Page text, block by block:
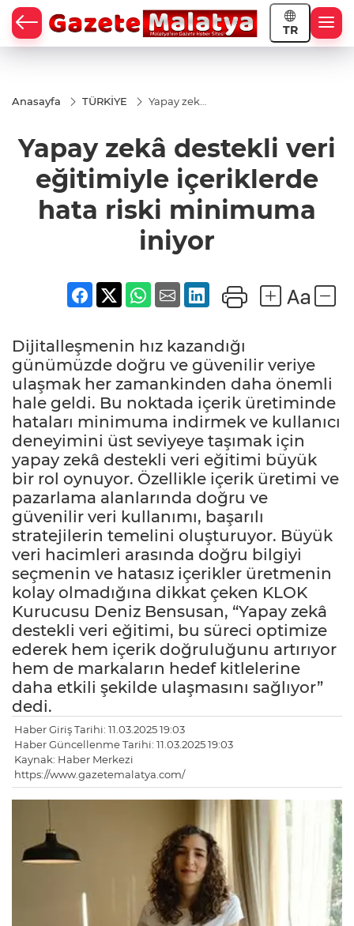
TR
Anasayfa TÜRKİYE
Yapay zekâ
eğitimiyle
içeriklerde
minimuma
iniyor
Yapay zekâ destekli veri
eğitimiyle içeriklerde
hata riski minimuma
iniyor
Dijitalleşmenin hız kazandığı
günümüzde doğru ve güvenilir veriye
ulaşmak her zamankinden daha önemli
hale geldi. Bu noktada içerik üretiminde
hataları minimuma indirmek ve kullanıcı
deneyimini üst seviyeye taşımak için
yapay zekâ destekli veri eğitimi büyük
bir rol oynuyor. Özellikle içerik üretimi ve
pazarlama alanlarında doğru ve
güvenilir veri kullanımı, başarılı
stratejilerin temelini oluşturuyor. Büyük
veri hacimleri arasında doğru bilgiyi
seçmenin ve hatasız içerikler üretmenin
kolay olmadığına dikkat çeken KLOK
Kurucusu Deniz Bensusan, “Yapay zekâ
destekli veri eğitimi, bu süreci optimize
ederek hem içerik doğruluğunu artırıyor
hem de markaların hedef kitlelerine
daha etkili şekilde ulaşmasını sağlıyor”
dedi.
Haber Giriş Tarihi: 11.03.2025 19:03
Haber Güncellenme Tarihi: 11.03.2025 19:03
Kaynak: Haber Merkezi
https://www.gazetemalatya.com/